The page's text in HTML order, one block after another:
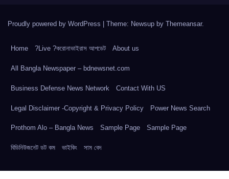
Proudly powered by WordPress Theme: Newsup by Themeansar.
Home ?Live ?করোনাভাইরাস আপডেট About us
All Bangla Newspaper – bdnewsnet.com
Business Defense News Network Contact With US
Legal Disclaimer -Copyright & Privacy Policy Power News Search
Prothom Alo – Bangla News Sample Page Sample Page
বিডিনিউজনেট ডট কম ভাইকিং সাম বেদ